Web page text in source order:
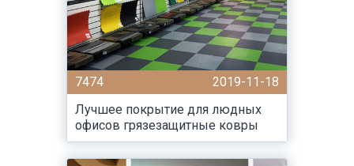
7474
2019-11-18
Лучшее покрытие для людных
офисов грязезащитные ковры